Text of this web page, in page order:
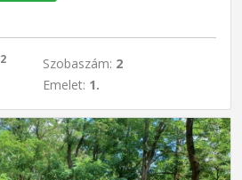
2 Szobaszám: 2
Emelet: 1.